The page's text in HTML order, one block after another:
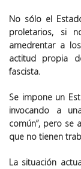
No sólo el
proletarios, si
amedrentar a
actitud propia
fascista.
Se impone un
invocando a
común”, pero se
que no tienen
La situación